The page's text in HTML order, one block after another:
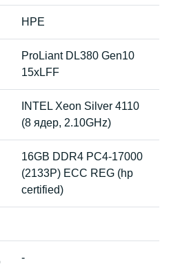
HPE
ProLiant DL380 Gen10
15xLFF
INTEL Xeon Silver 4110
(8 ядер, 2.10GHz)
16GB DDR4 PC4-17000
(2133P) ECC REG (hp
certified)
-